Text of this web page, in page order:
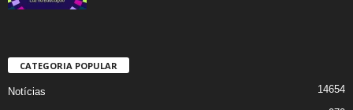
CATEGORIA POPULAR
Notícias 14654